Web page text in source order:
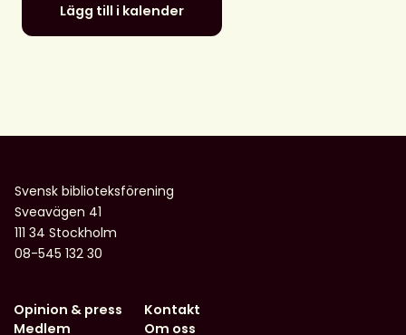
Lägg till i kalender
Svensk biblioteksförening
Sveavägen 41
111 34 Stockholm
08-545 132 30
Opinion & press
Medlem
Kontakt
Om oss